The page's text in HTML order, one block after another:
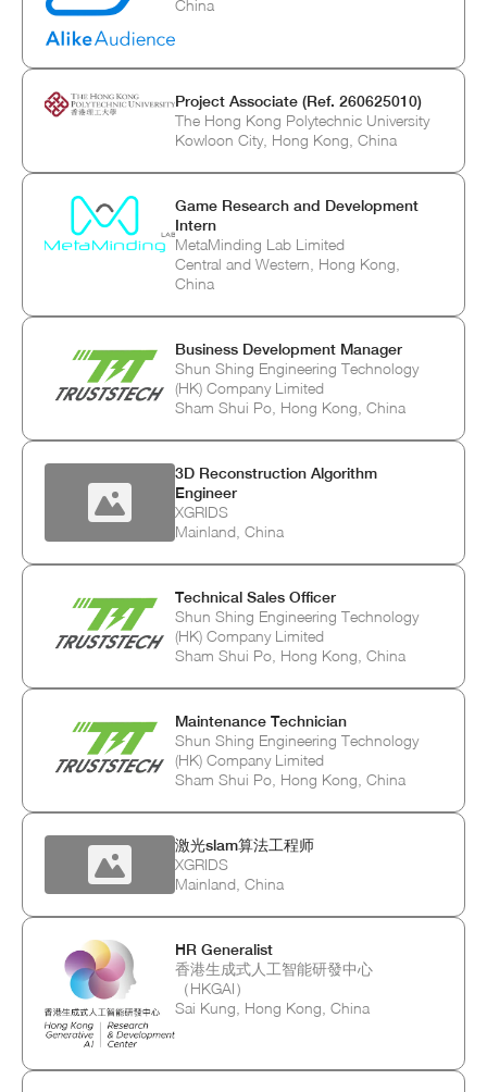
China
Project Associate (Ref. 260625010)
The Hong Kong Polytechnic University
Kowloon City, Hong Kong, China
Game Research and Development
Intern
MetaMinding Lab Limited
Central and Western, Hong Kong,
China
Business Development Manager
Shun Shing Engineering Technology
(HK) Company Limited
Sham Shui Po, Hong Kong, China
3D Reconstruction Algorithm
Engineer
XGRIDS
Mainland, China
Technical Sales Officer
Shun Shing Engineering Technology
(HK) Company Limited
Sham Shui Po, Hong Kong, China
Maintenance Technician
Shun Shing Engineering Technology
(HK) Company Limited
Sham Shui Po, Hong Kong, China
激光slam算法工程师
XGRIDS
Mainland, China
HR Generalist
香港生成式人工智能研發中心
（HKGAI）
Sai Kung, Hong Kong, China